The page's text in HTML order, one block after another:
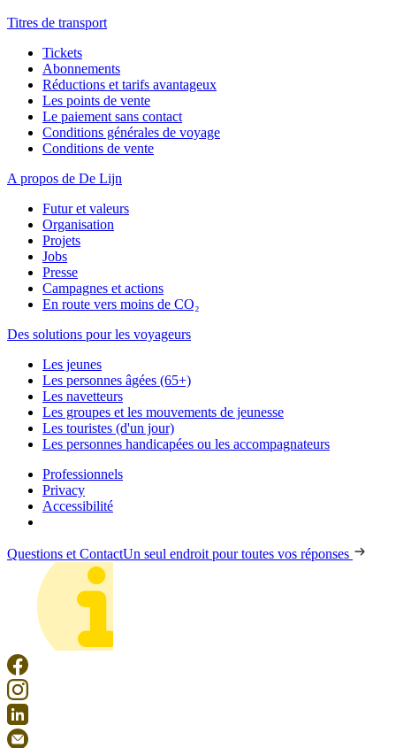
Titres de transport
Tickets
Abonnements
Réductions et tarifs avantageux
Les points de vente
Le paiement sans contact
Conditions générales de voyage
Conditions de vente
A propos de De Lijn
Futur et valeurs
Organisation
Projets
Jobs
Presse
Campagnes et actions
En route vers moins de CO₂
Des solutions pour les voyageurs
Les jeunes
Les personnes âgées (65+)
Les navetteurs
Les groupes et les mouvements de jeunesse
Les touristes (d'un jour)
Les personnes handicapées ou les accompagnateurs
Professionnels
Privacy
Accessibilité
Questions et ContactUn seul endroit pour toutes vos réponses